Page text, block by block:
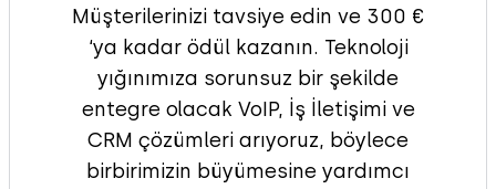
Müşterilerinizi tavsiye edin ve 300 €
‘ya kadar ödül kazanın. Teknoloji
yığınımıza sorunsuz bir şekilde
entegre olacak VoIP, İş İletişimi ve
CRM çözümleri arıyoruz, böylece
birbirimizin büyümesine yardımcı